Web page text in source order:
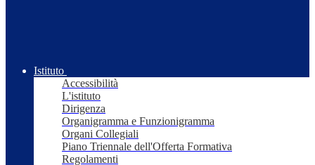
Istituto
Accessibilità
L'istituto
Dirigenza
Organigramma e Funzionigramma
Organi Collegiali
Piano Triennale dell'Offerta Formativa
Regolamenti